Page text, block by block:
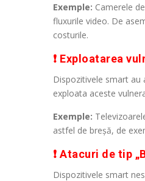
Exemple: Camerele
fluxurile video. De
costurile.
❗ Exploatarea
Dispozitivele smart au
exploata aceste
Exemple:
astfel de breșă, de
❗ Atacuri de tip
Dispozitivele smart